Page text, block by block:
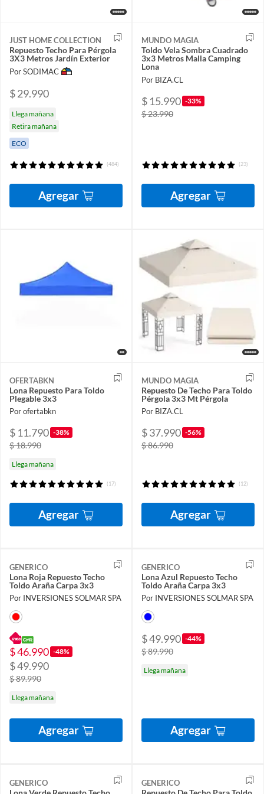
JUST HOME COLLECTION
Repuesto Techo Para Pérgola
3X3 Metros Jardín Exterior
Por SODIMAC
$ 29.990
Llega mañana
Retira mañana
ECO
(484)
Agregar
MUNDO MAGIA
Toldo Vela Sombra Cuadrado
3x3 Metros Malla Camping
Lona
Por BIZA.CL
$ 15.990 -33%
$ 23.990
(23)
Agregar
OFERTABKN
Lona Repuesto Para Toldo
Plegable 3x3
Por ofertabkn
$ 11.790 -38%
$ 18.990
Llega mañana
(17)
Agregar
MUNDO MAGIA
Repuesto De Techo Para Toldo
Pérgola 3x3 Mt Pérgola
Por BIZA.CL
$ 37.990 -56%
$ 86.990
(12)
Agregar
GENERICO
Lona Roja Repuesto Techo
Toldo Araña Carpa 3x3
Por INVERSIONES SOLMAR SPA
$ 46.990 -48%
$ 49.990
$ 89.990
Llega mañana
Agregar
GENERICO
Lona Azul Repuesto Techo
Toldo Araña Carpa 3x3
Por INVERSIONES SOLMAR SPA
$ 49.990 -44%
$ 89.990
Llega mañana
Agregar
GENERICO GENERICO